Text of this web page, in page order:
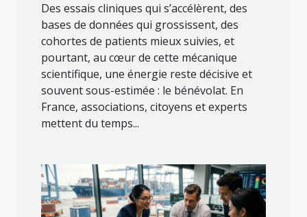
Des essais cliniques qui s’accélèrent, des
bases de données qui grossissent, des
cohortes de patients mieux suivies, et
pourtant, au cœur de cette mécanique
scientifique, une énergie reste décisive et
souvent sous-estimée : le bénévolat. En
France, associations, citoyens et experts
mettent du temps...